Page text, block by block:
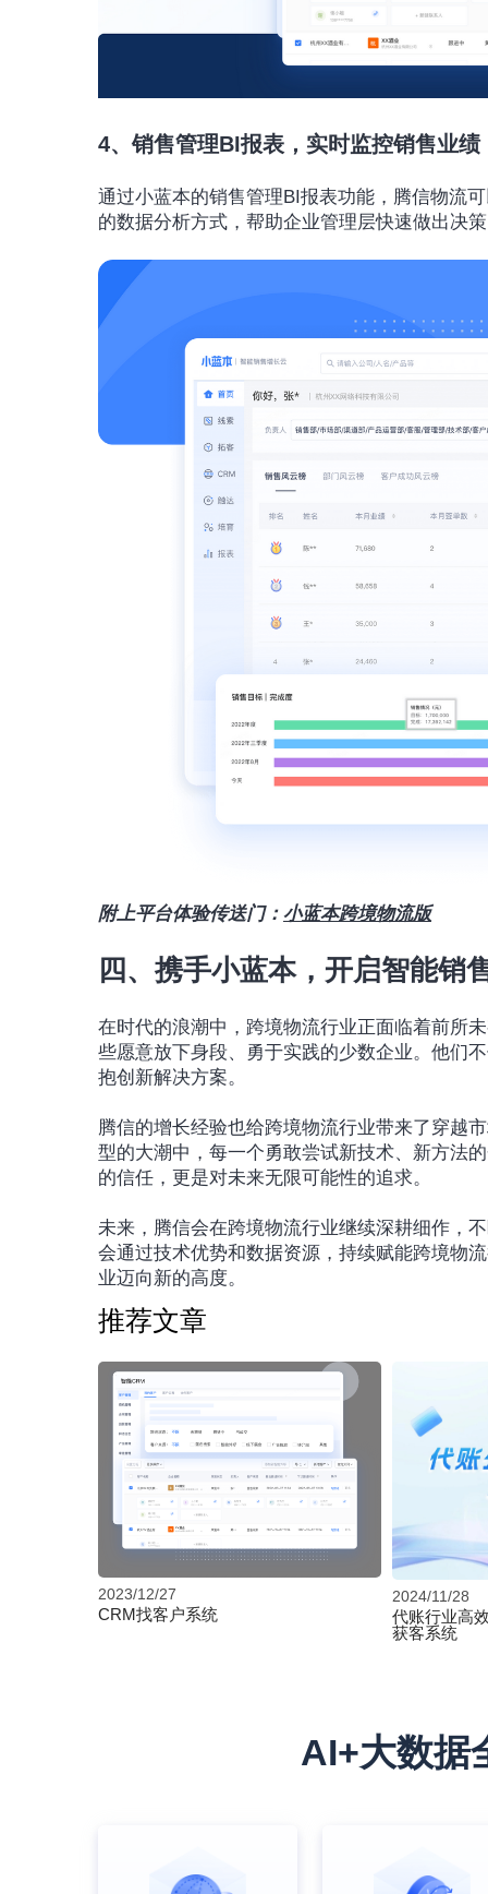
4、销售管理BI报表，实时监控销售业绩
通过小蓝本的销售管理BI报表功能，腾信物流
的数据分析方式，帮助企业管理层快速做出决
附上平台体验传送门： 小蓝本跨境物流版
四、携手小蓝本，开启智能销
在时代的浪潮中，跨境物流行业正面临着前所
些愿意放下身段、勇于实践的少数企业。他们
抱创新解决方案。
腾信的增长经验也给跨境物流行业带来了穿越
型的大潮中，每一个勇敢尝试新技术、新方法
的信任，更是对未来无限可能性的追求。
未来，腾信会在跨境物流行业继续深耕细作，
会通过技术优势和数据资源，持续赋能跨境物
业迈向新的高度。
推荐文章
2023/12/27
CRM找客户系统
2024/11/28
代账行业高
获客系统
AI+大数据